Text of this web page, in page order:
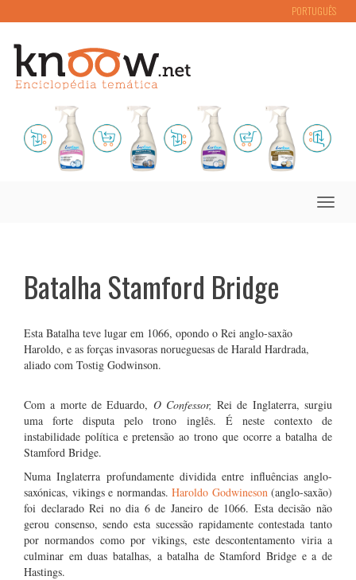
PORTUGUÊS
Toggle
Batalha Stamford Bridge
Esta Batalha teve lugar em 1066, opondo o Rei anglo-saxão
Haroldo, e as forças invasoras norueguesas de Harald Hardrada,
aliado com Tostig Godwinson.
Com a morte de Eduardo, O Confessor,Rei de Inglaterra, surgiu
uma forte disputa pelo trono inglês. É neste contexto de
instabilidade política e pretensão ao trono que ocorre a batalha de
Stamford Bridge.
Numa Inglaterra profundamente dividida entre influências anglo-
saxónicas, vikings e normandas. Haroldo Godwineson(anglo-saxão)
foi declarado Rei no dia 6 de Janeiro de 1066. Esta decisão não
gerou consenso, sendo esta sucessão rapidamente contestada tanto
por normandos como por vikings, este descontentamento viria a
culminar em duas batalhas, a batalha de Stamford Bridge e a de
Hastings.